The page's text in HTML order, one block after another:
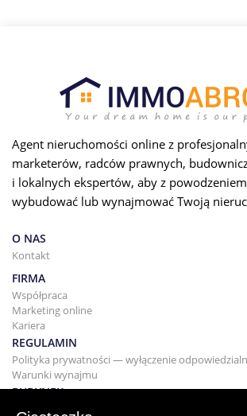
Agent nieruchomości online z
marketerów, radców prawnych,
i lokalnych ekspertów, aby z
wybudować lub wynajmować Twoją
O NAS
Kontakt
FIRMA
Współpraca
Marketing online
Kariera
REGULAMIN
Polityka prywatności — wyłączenie
Warunki wynajmu
BUDYNEK
Projektowanie